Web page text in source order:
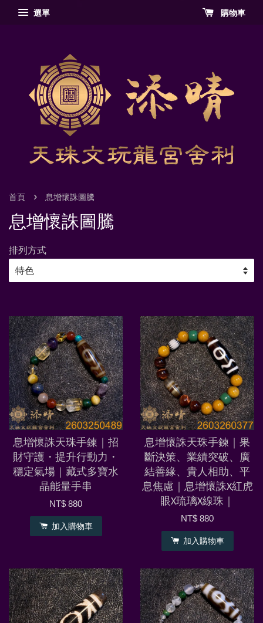
選單 購物車
首頁 › 息增懷誅圖騰
息增懷誅圖騰
排列方式
息增懷誅天珠手鍊｜招
財守護・提升行動力・
穩定氣場｜藏式多寶水
晶能量手串
NT$ 880
加入購物車
息增懷誅天珠手鍊｜果
斷決策、業績突破、廣
結善緣、貴人相助、平
息焦慮｜息增懷誅X紅虎
眼X琉璃X線珠｜
NT$ 880
加入購物車